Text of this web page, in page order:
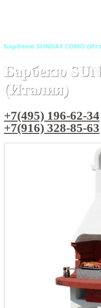
Барбекю SUNDAY COMO
Барбекю
(Италия)
+7(495) 196-62-34
+7(916) 328-85-63